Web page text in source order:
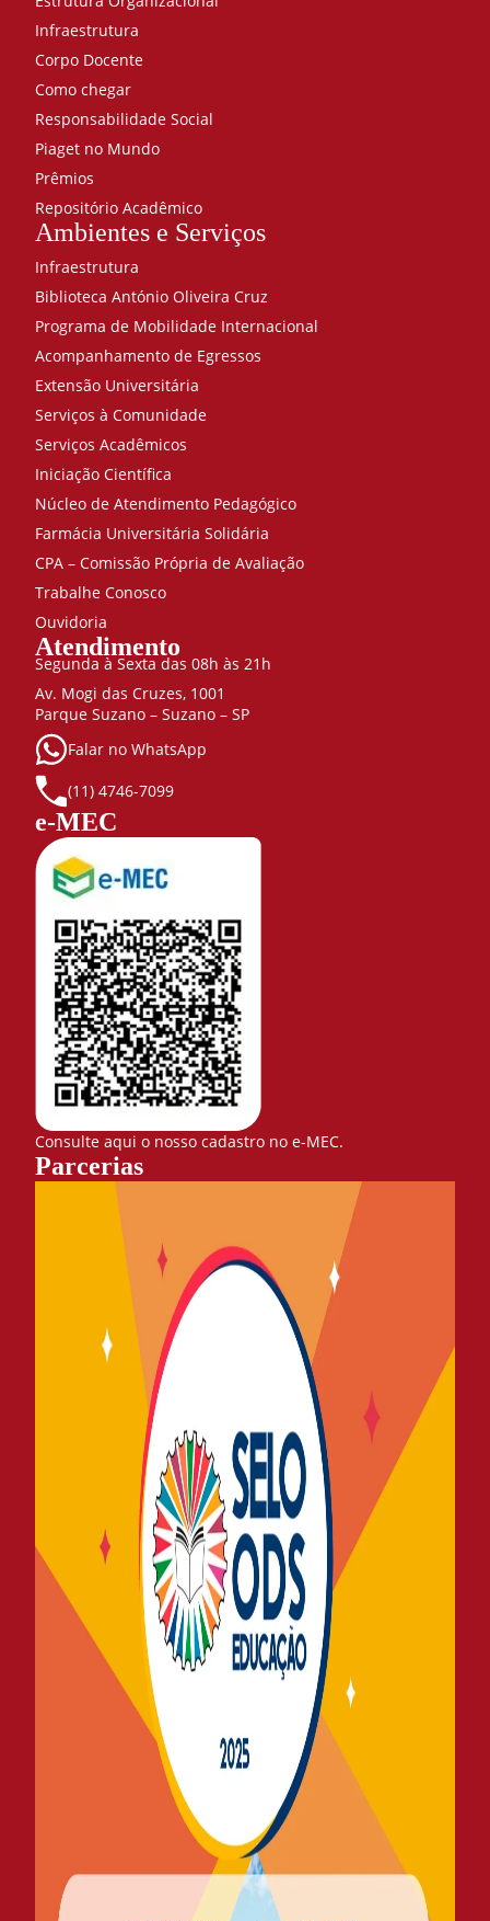
Infraestrutura
Corpo Docente
Como chegar
Responsabilidade Social
Piaget no Mundo
Prêmios
Repositório Acadêmico
Ambientes e Serviços
Infraestrutura
Biblioteca António Oliveira Cruz
Programa de Mobilidade Internacional
Acompanhamento de Egressos
Extensão Universitária
Serviços à Comunidade
Serviços Acadêmicos
Iniciação Científica
Núcleo de Atendimento Pedagógico
Farmácia Universitária Solidária
CPA – Comissão Própria de Avaliação
Trabalhe Conosco
Ouvidoria
Atendimento
Segunda à Sexta das 08h às 21h
Av. Mogi das Cruzes, 1001
Parque Suzano – Suzano – SP
Falar no WhatsApp
(11) 4746-7099
e-MEC
Consulte aqui o nosso cadastro no e-MEC.
Parcerias